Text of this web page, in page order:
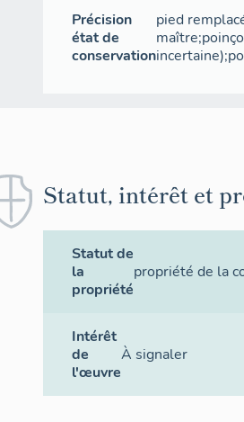
Précision
état de
conservation
pied
Statut, intérêt et
Statut de
la
propriété
propriété de la
Intérêt
de
l'œuvre
À signaler